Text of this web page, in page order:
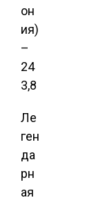
он
ия)
–
24
3,8
Ле
ген
да
рн
ая